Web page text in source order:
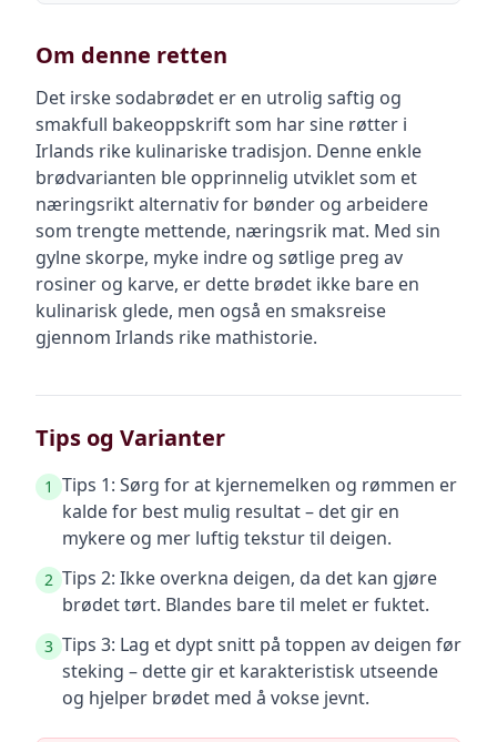
Om denne retten
Det irske sodabrødet er en utrolig saftig og
smakfull bakeoppskrift som har sine røtter i
Irlands rike kulinariske tradisjon. Denne enkle
brødvarianten ble opprinnelig utviklet som et
næringsrikt alternativ for bønder og arbeidere
som trengte mettende, næringsrik mat. Med sin
gylne skorpe, myke indre og søtlige preg av
rosiner og karve, er dette brødet ikke bare en
kulinarisk glede, men også en smaksreise
gjennom Irlands rike mathistorie.
Tips og Varianter
1 Tips 1: Sørg for at kjernemelken og rømmen er
kalde for best mulig resultat – det gir en
mykere og mer luftig tekstur til deigen.
2 Tips 2: Ikke overkna deigen, da det kan gjøre
brødet tørt. Blandes bare til melet er fuktet.
3 Tips 3: Lag et dypt snitt på toppen av deigen før
steking – dette gir et karakteristisk utseende
og hjelper brødet med å vokse jevnt.